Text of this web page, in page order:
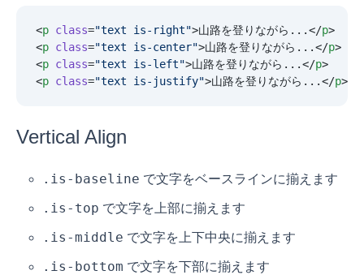
<p class="text is-right">山路を登りながら...</p>
<p class="text is-center">山路を登りながら...</p>
<p class="text is-left">山路を登りながら...</p>
<p class="text is-justify">山路を登りながら...</p>
Vertical Align
.is-baseline で文字をベースラインに揃えます
.is-top で文字を上部に揃えます
.is-middle で文字を上下中央に揃えます
.is-bottom で文字を下部に揃えます